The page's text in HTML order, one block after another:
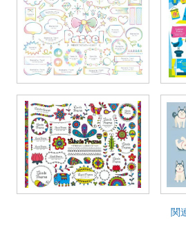
関